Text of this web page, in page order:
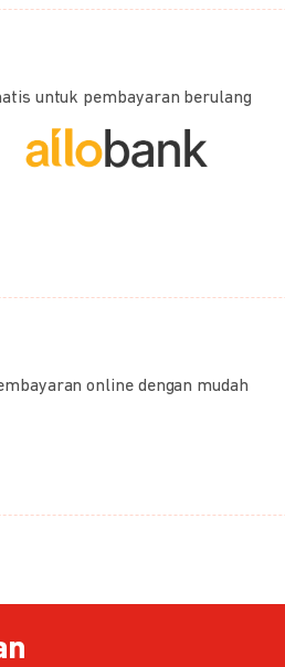
untuk pembayaran berulang
online dengan mudah